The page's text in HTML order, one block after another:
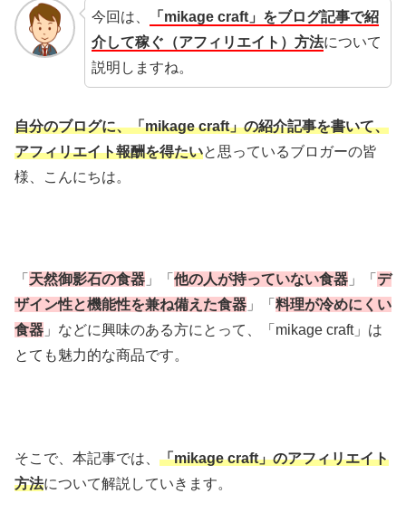
今回は、
「mikage craft」をブログ記事で紹
介して稼ぐ（アフィリエイト）方法について
説明しますね。
自分のブログに、「mikage craft」の紹介記事を書いて、
アフィリエイト報酬を得たいと思っているブロガーの皆
様、こんにちは。
「 天然御影石の食器 」「 他の人が持っていない食器 」「 デ
ザイン性と機能性を兼ね備えた食器 」「 料理が冷めにくい
食器 」などに興味のある方にとって、「mikage craft」は
とても魅力的な商品です。
そこで、本記事では、 「mikage craft」のアフィリエイト
方法について解説していきます。